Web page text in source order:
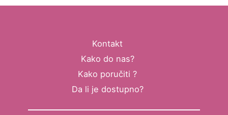
Kontakt
Kako do nas?
Kako poručiti ?
Da li je dostupno?